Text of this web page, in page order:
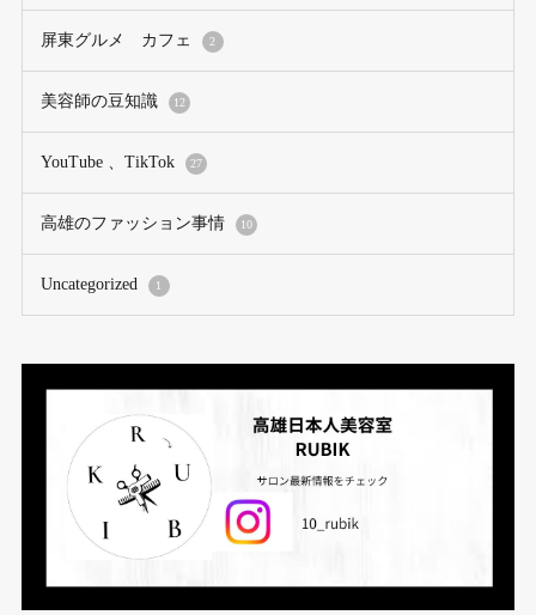
屏東グルメ カフェ 2
美容師の豆知識 12
YouTube 、TikTok 27
高雄のファッション事情 10
Uncategorized 1